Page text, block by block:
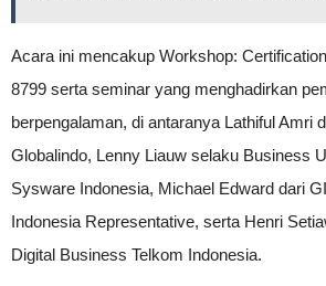
Acara ini mencakup Workshop:
8799 serta seminar yang menghadirkan
berpengalaman, di antaranya Lathiful Amri
Globalindo, Lenny Liauw selaku Business
Sysware Indonesia, Michael Edward dari
Indonesia Representative, serta Henri
Digital Business Telkom Indonesia.